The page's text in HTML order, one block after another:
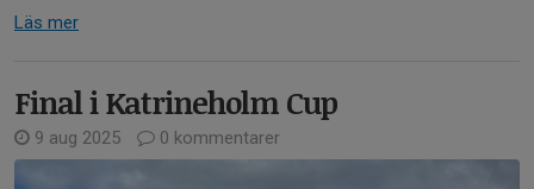
Läs mer
Final i Katrineholm Cup
9 aug 2025 0 kommentarer